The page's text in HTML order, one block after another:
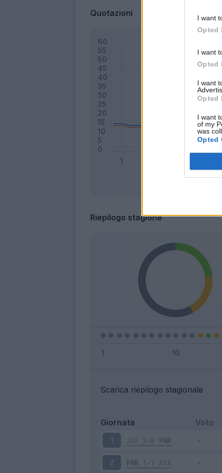
I want
Opted
I want
Opted
I want
Opted
I want
of my
was
Opted
Quotazioni
Riepilogo stagione
Scarica riepilogo stagionale
Giornata Voto
1 JUV 2-0 PAR
2 PAR 1-1 ATA